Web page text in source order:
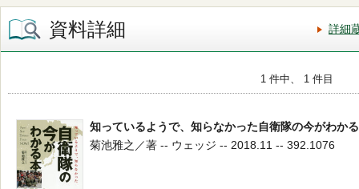
資料詳細 詳細
1 件中、 1 件目
知っているようで、知らなかった自衛隊の今がわか
菊池雅之／著 -- ウェッジ -- 2018.11 -- 392.1076